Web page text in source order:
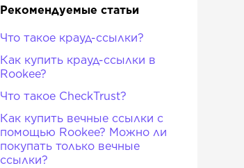
Рекомендуемые статьи
Что такое крауд-ссылки?
Как купить крауд-ссылки в
Rookee?
Что такое CheckTrust?
Как купить вечные ссылки с
помощью Rookee? Можно ли
покупать только вечные
ссылки?